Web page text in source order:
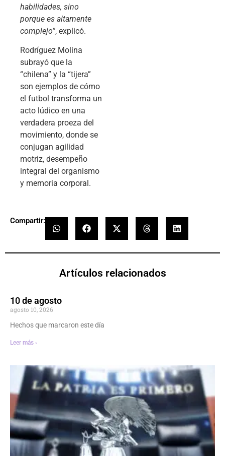
habilidades, sino
porque es altamente
complejo”, explicó.
Rodríguez Molina
subrayó que la
“chilena” y la “tijera”
son ejemplos de cómo
el futbol transforma un
acto lúdico en una
verdadera proeza del
movimiento, donde se
conjugan agilidad
motriz, desempeño
integral del organismo
y memoria corporal.
Compartir:
Artículos relacionados
10 de agosto
agosto 10, 2026
Hechos que marcaron este día
Leer más ›